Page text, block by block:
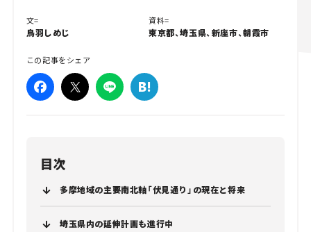
文=
鳥羽しめじ
資料=
東京都、埼玉県、新座市、朝霞市
この記事をシェア
目次
多摩地域の主要南北軸「伏見通り」の現在と将来
埼玉県内の延伸計画も進行中